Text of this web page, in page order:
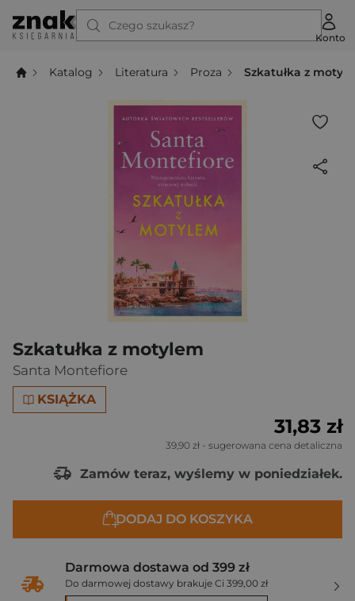
Czego szukasz?
Konto
Katalog Literatura Proza Szkatułka z
Szkatułka z motylem
Santa Montefiore
KSIĄŻKA
31,83 zł
39,90 zł - sugerowana cena detaliczna
Zamów teraz, wyślemy w poniedziałek.
DODAJ DO KOSZYKA
Darmowa dostawa od 399 zł
Do darmowej dostawy brakuje Ci 399,00 zł